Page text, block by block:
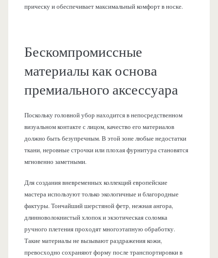
прическу и обеспечивает максимальный комфорт в носке.
Бескомпромиссные
материалы как основа
премиального аксессуара
Поскольку головной убор находится в непосредственном
визуальном контакте с лицом, качество его материалов
должно быть безупречным. В этой зоне любые недостатки
ткани, неровные строчки или плохая фурнитура становятся
мгновенно заметными.
Для создания вневременных коллекций европейские
мастера используют только экологичные и благородные
фактуры. Тончайший шерстяной фетр, нежная ангора,
длинноволокнистый хлопок и экзотическая соломка
ручного плетения проходят многоэтапную обработку.
Такие материалы не вызывают раздражения кожи,
превосходно сохраняют форму после транспортировки в